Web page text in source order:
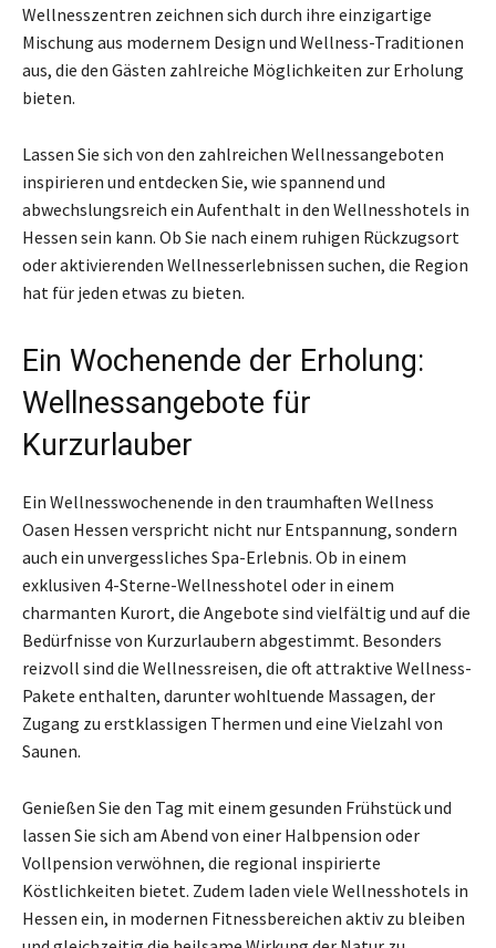
Wellnesszentren zeichnen sich durch ihre einzigartige
Mischung aus modernem Design und Wellness-Traditionen
aus, die den Gästen zahlreiche Möglichkeiten zur Erholung
bieten.
Lassen Sie sich von den zahlreichen Wellnessangeboten
inspirieren und entdecken Sie, wie spannend und
abwechslungsreich ein Aufenthalt in den Wellnesshotels in
Hessen sein kann. Ob Sie nach einem ruhigen Rückzugsort
oder aktivierenden Wellnesserlebnissen suchen, die Region
hat für jeden etwas zu bieten.
Ein Wochenende der Erholung:
Wellnessangebote für
Kurzurlauber
Ein Wellnesswochenende in den traumhaften Wellness
Oasen Hessen verspricht nicht nur Entspannung, sondern
auch ein unvergessliches Spa-Erlebnis. Ob in einem
exklusiven 4-Sterne-Wellnesshotel oder in einem
charmanten Kurort, die Angebote sind vielfältig und auf die
Bedürfnisse von Kurzurlaubern abgestimmt. Besonders
reizvoll sind die Wellnessreisen, die oft attraktive Wellness-
Pakete enthalten, darunter wohltuende Massagen, der
Zugang zu erstklassigen Thermen und eine Vielzahl von
Saunen.
Genießen Sie den Tag mit einem gesunden Frühstück und
lassen Sie sich am Abend von einer Halbpension oder
Vollpension verwöhnen, die regional inspirierte
Köstlichkeiten bietet. Zudem laden viele Wellnesshotels in
Hessen ein, in modernen Fitnessbereichen aktiv zu bleiben